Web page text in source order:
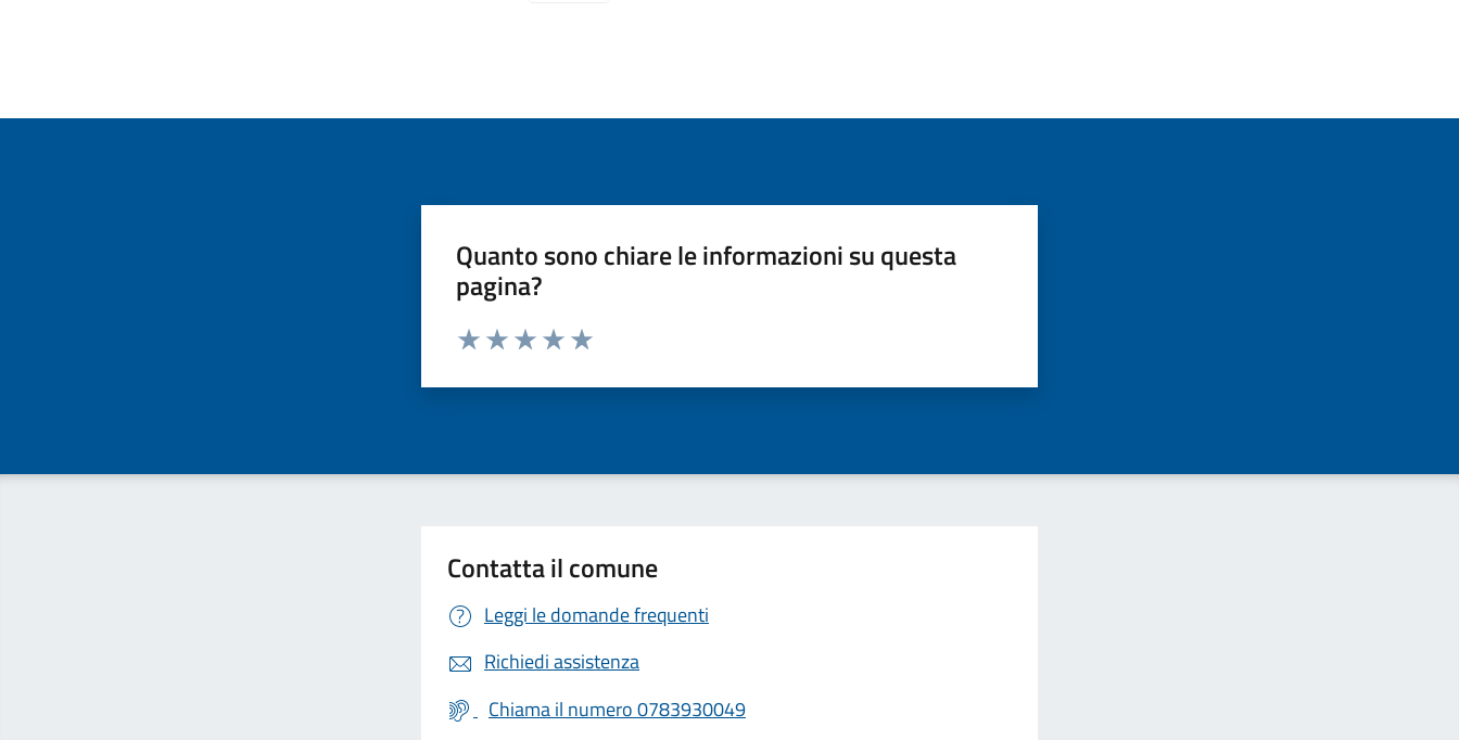
Quanto sono chiare le informazioni su questa
pagina?
Valuta da 1 a 5 stelle la pagina
Contatta il comune
Leggi le domande frequenti
Richiedi assistenza
Chiama il numero 0783930049